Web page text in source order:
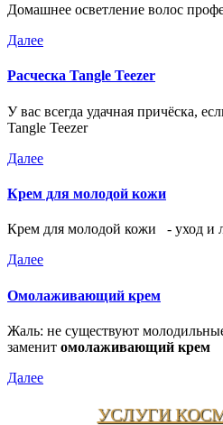
Домашнее осветление волос
Далее
Расческа Tangle Teezer
У вас всегда удачная причёска,
Tangle Teezer
Далее
Крем для молодой кожи
Крем для молодой кожи - уход и
Далее
Омолаживающий крем
Жаль: не существуют
заменит омолаживающий крем
Далее
УСЛУГИ